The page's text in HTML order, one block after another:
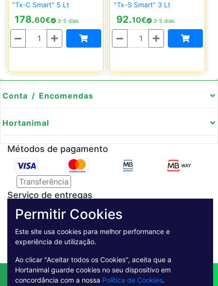
"Tx-C Smart" 5 Lt
178.60€ 3-5 dias
Quantidade
"Tx-S Smart" 3 Lt
92.10€ 3-5 dias
Quantidade
Conta / Encomendas
Hortanimal
Métodos de pagamento
Transferência
Serviço de entregas
Contactos Envio
Condições de Venda
Permitir Cookies
Este site usa cookies para melhor performance e
experiência de utilização.
Ao clicar "Aceitar todos os Cookies", aceita que a
Hortanimal guarde cookies no seu dispositivo em
concordância com a nossa Política de Cookies.